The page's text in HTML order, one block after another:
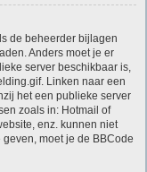
de beheerder bijlagen
Anders moet je er
server beschikbaar is,
Linken naar een
het een publieke server
zoals in: Hotmail of
enz. kunnen niet
moet je de BBCode